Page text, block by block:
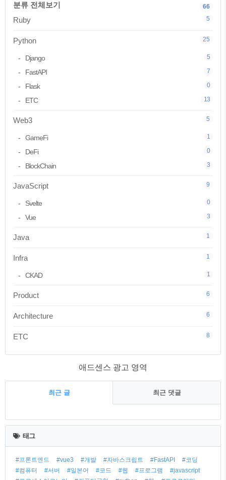
분류 전체보기 66
Ruby 5
Python 25
Django 5
FastAPI 7
Flask 0
ETC 13
Web3 5
GameFi 1
DeFi 0
BlockChain 3
JavaScript 9
Svelte 0
Vue 3
Java 1
Infra 1
CKAD 1
Product 6
Architecture 6
ETC 8
애드센스 광고 영역
최근 글 최근 댓글
최
근
글
태그
#프론트엔드 #vue3 #개발 #자바스크립트 #FastAPI
#코딩
#컴퓨터
#서버 #일본어 #코드 #웹 #프로그램
#javascript